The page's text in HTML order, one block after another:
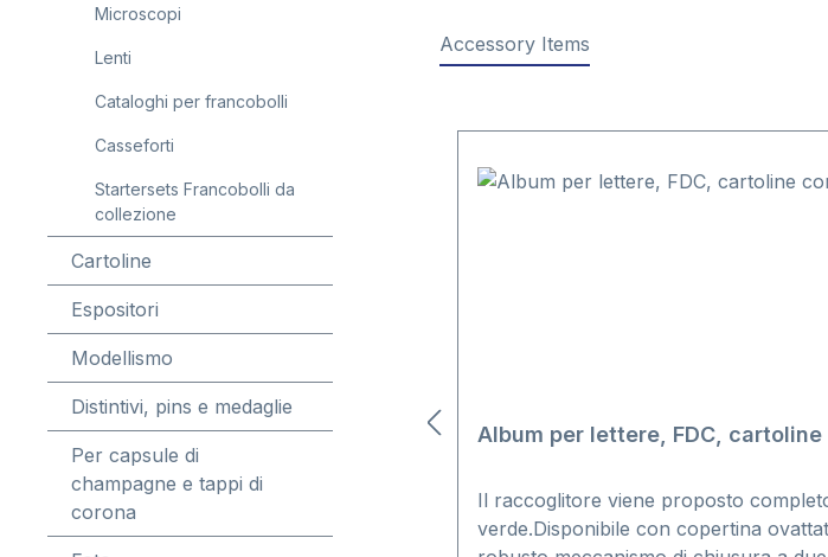
Microscopi
Lenti
Cataloghi per francobolli
Casseforti
Startersets Francobolli da
collezione
Cartoline
Espositori
Modellismo
Distintivi, pins e medaglie
Per capsule di
champagne e tappi di
corona
Accessory Items
Album per lettere, FDC,
Il raccoglitore viene proposto
verde.Disponibile con copertina